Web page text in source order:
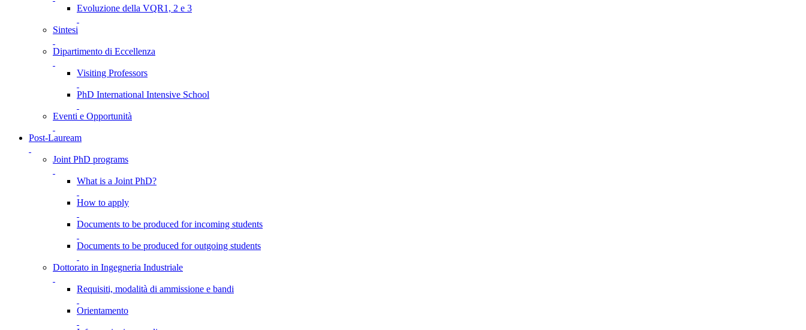
Evoluzione della VQR1, 2 e 3
Sintesi
Dipartimento di Eccellenza
Visiting Professors
PhD International Intensive School
Eventi e Opportunità
Post-Lauream
Joint PhD programs
What is a Joint PhD?
How to apply
Documents to be produced for incoming students
Documents to be produced for outgoing students
Dottorato in Ingegneria Industriale
Requisiti, modalità di ammissione e bandi
Orientamento